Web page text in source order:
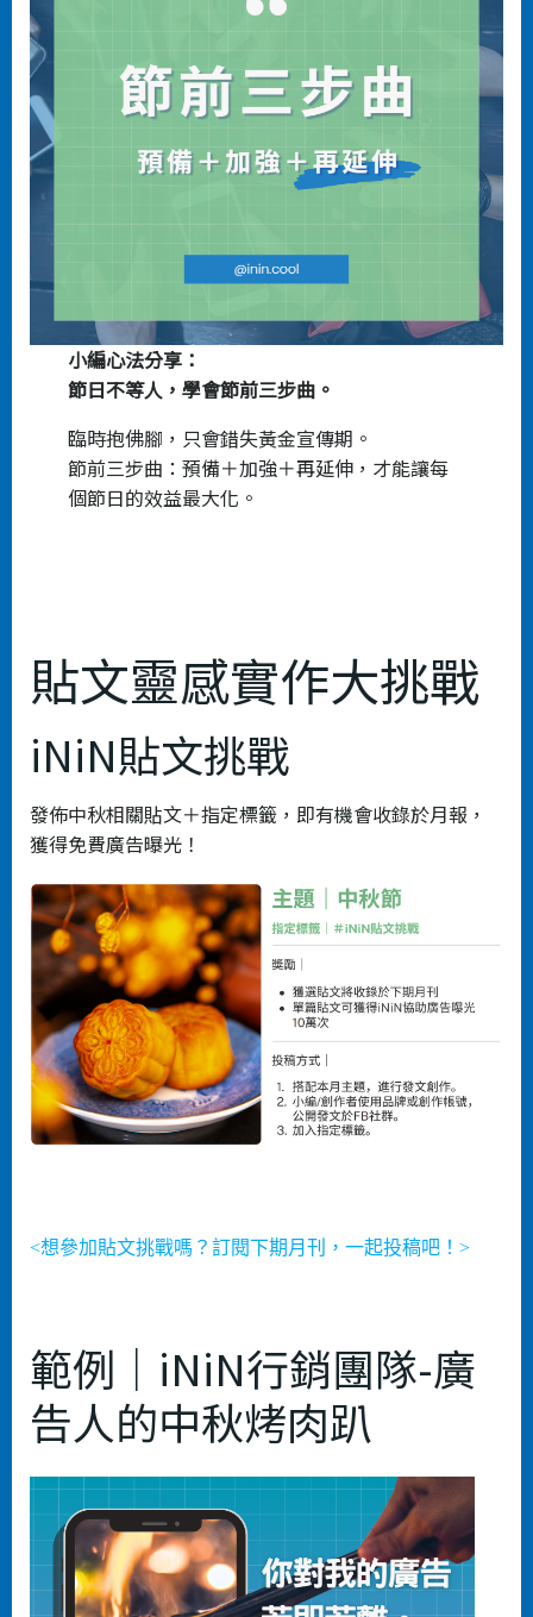
小編心法分享：
節日不等人，學會節前三步曲。
臨時抱佛腳，只會錯失黃金宣傳期。
節前三步曲：預備＋加強＋再延伸，才能讓每
個節日的效益最大化。
貼文靈感實作大挑戰
iNiN貼文挑戰
發佈中秋相關貼文＋指定標籤，即有機會收錄於月報，
獲得免費廣告曝光！
<想參加貼文挑戰嗎？訂閱下期月刊，一起投稿吧！>
範例｜iNiN行銷團隊-廣
告人的中秋烤肉趴